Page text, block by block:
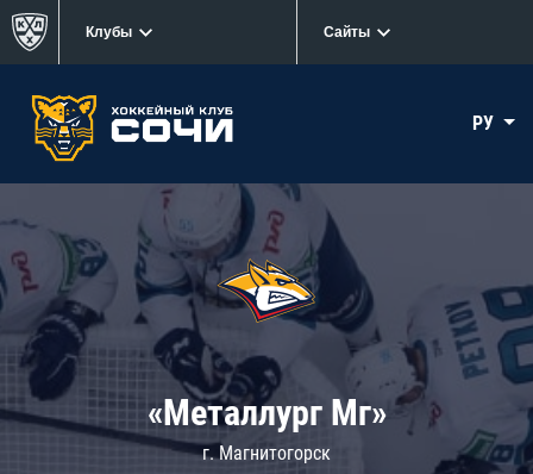
Клубы Сайты
РУ
«Металлург Мг»
г. Магнитогорск